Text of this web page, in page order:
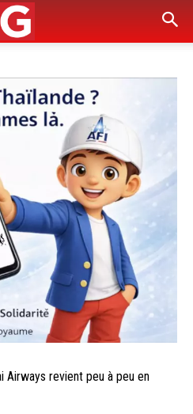
Airways revient peu à peu en